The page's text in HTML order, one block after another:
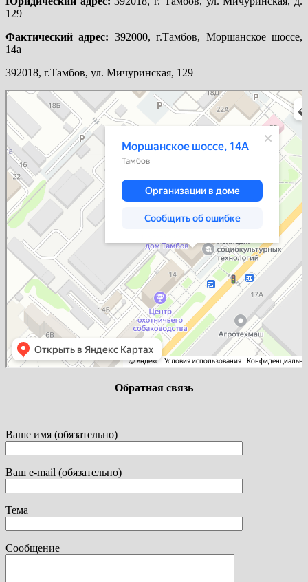
129
Фактический адрес: 392000, г.Тамбов, Моршанское шоссе,
14а
392018, г.Тамбов, ул. Мичуринская, 129
Тамбов
Моршанское шоссе, 14А на карте Тамбова — Яндекс Карты
Обратная связь
Ваше имя (обязательно)
Ваш e-mail (обязательно)
Тема
Сообщение